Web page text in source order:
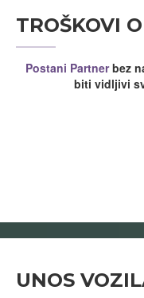
TROŠKOVI
Postani Partnerbez
biti vidljivi
UNOS